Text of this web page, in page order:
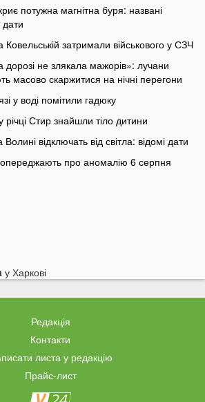
потужна магнітна буря: названі
дати
Ковельській затримали військового у СЗЧ
дорозі не злякала мажорів»: лучани
масово скаржитися на нічні перегони
у воді помітили гадюку
річці Стир знайшли тіло дитини
відключать від світла: відомі дати
про аномалію 6 серпня
безвісти
потрібно викинути через 48 годин: вони
небезпечними
заборонено робити на Яблучний
перелік
можуть оштрафувати на 1190 гривень
у Харкові
Редакція
Контакти
листа у редакцію
Прайс-лист